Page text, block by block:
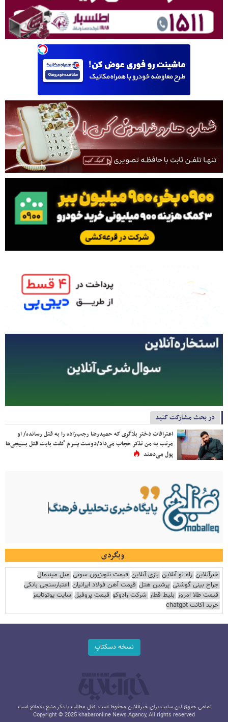
در بحث مشارکت کنید
اعترافات دختر بلاگری که حمیدرضا رجب‌زاده را به قتل رسانده/ او
مرتب به من تذکر حجاب می‌داد/دوست پسرم گفت بابت قتل بسیجی‌ها
پول می‌دهند
وبگردی
خبرآنلاین راه نو آنلاین بازی آنلاین قیمت تلویزیون سونی مبل مینیمال
جراح بینی گوشتی پرشین هتل قیمت آهن فولاد ایرانیان اعتبارسنجی بانکی
قیمت طلا امروز بلیط قطار شرکت رادوکو قیمت پروفیل سایت یوتوتایمز
خرید اکانت chatgpt
نسخه دسکتاپ
تمامی حقوق این سایت برای خبرآنلاین محفوظ است. نقل مطالب با ذکر منبع بلامانع است.
Copyright © 2025 khabaronline News Agancy, All rights reserved